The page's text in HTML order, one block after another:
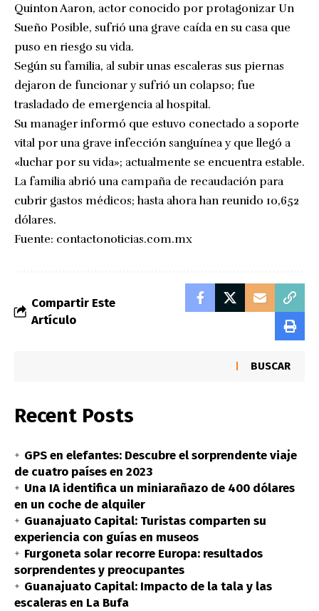
Quinton Aaron, actor conocido por protagonizar Un
Sueño Posible, sufrió una grave caída en su casa que
puso en riesgo su vida.
Según su familia, al subir unas escaleras sus piernas
dejaron de funcionar y sufrió un colapso; fue
trasladado de emergencia al hospital.
Su manager informó que estuvo conectado a soporte
vital por una grave infección sanguínea y que llegó a
«luchar por su vida»; actualmente se encuentra estable.
La familia abrió una campaña de recaudación para
cubrir gastos médicos; hasta ahora han reunido 10,652
dólares.
Fuente: contactonoticias.com.mx
Compartir Este
Artículo
BUSCAR
Recent Posts
GPS en elefantes: Descubre el sorprendente viaje
de cuatro países en 2023
Una IA identifica un miniarañazo de 400 dólares
en un coche de alquiler
Guanajuato Capital: Turistas comparten su
experiencia con guías en museos
Furgoneta solar recorre Europa: resultados
sorprendentes y preocupantes
Guanajuato Capital: Impacto de la tala y las
escaleras en La Bufa